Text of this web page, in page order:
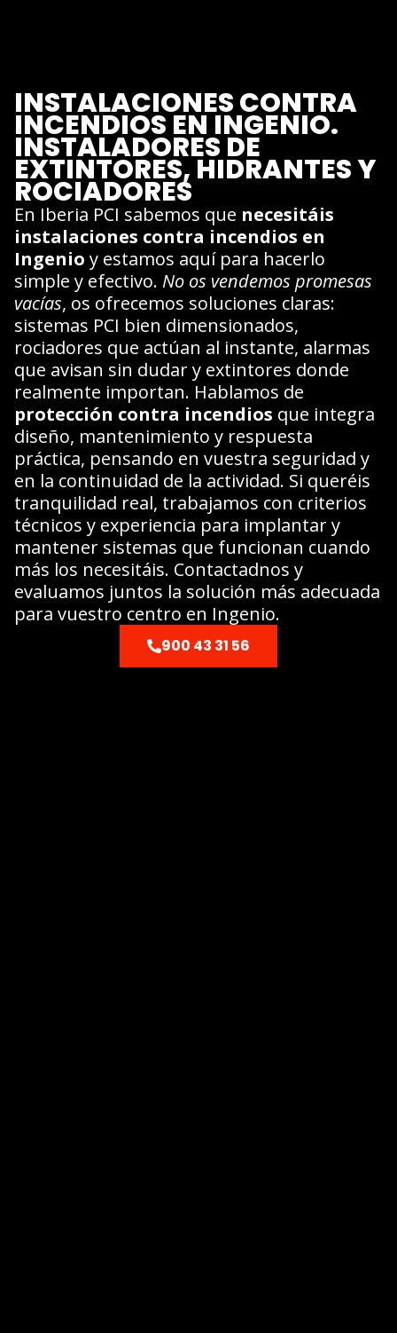
INSTALACIONES CONTRA
INCENDIOS EN INGENIO.
INSTALADORES DE
EXTINTORES, HIDRANTES Y
ROCIADORES
En Iberia PCI sabemos que necesitáis
instalaciones contra incendios en
Ingenio y estamos aquí para hacerlo
simple y efectivo. No os vendemos promesas
vacías, os ofrecemos soluciones claras:
sistemas PCI bien dimensionados,
rociadores que actúan al instante, alarmas
que avisan sin dudar y extintores donde
realmente importan. Hablamos de
protección contra incendios que integra
diseño, mantenimiento y respuesta
práctica, pensando en vuestra seguridad y
en la continuidad de la actividad. Si queréis
tranquilidad real, trabajamos con criterios
técnicos y experiencia para implantar y
mantener sistemas que funcionan cuando
más los necesitáis. Contactadnos y
evaluamos juntos la solución más adecuada
para vuestro centro en Ingenio.
900 43 31 56